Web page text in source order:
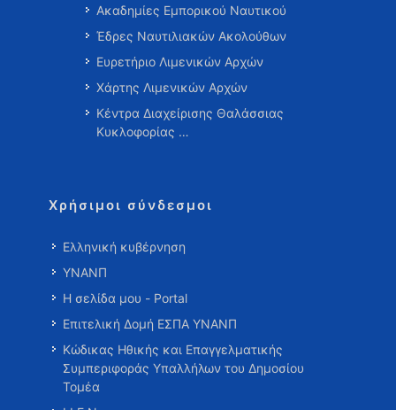
Ακαδημίες Εμπορικού Ναυτικού
Έδρες Ναυτιλιακών Ακολούθων
Ευρετήριο Λιμενικών Αρχών
Χάρτης Λιμενικών Αρχών
Κέντρα Διαχείρισης Θαλάσσιας
Κυκλοφορίας …
Χρήσιμοι σύνδεσμοι
Ελληνική κυβέρνηση
ΥΝΑΝΠ
Η σελίδα μου - Portal
Επιτελική Δομή ΕΣΠΑ ΥΝΑΝΠ
Κώδικας Ηθικής και Επαγγελματικής
Συμπεριφοράς Υπαλλήλων του Δημοσίου
Τομέα